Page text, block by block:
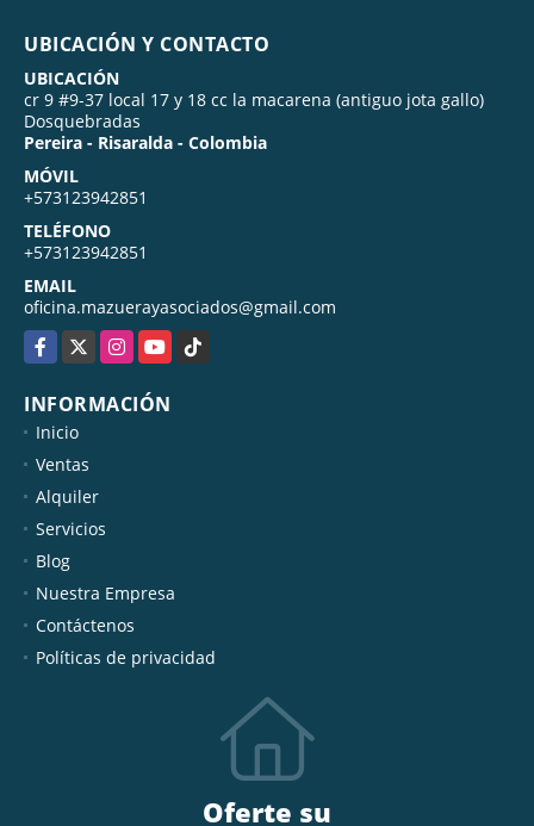
UBICACIÓN Y CONTACTO
UBICACIÓN
cr 9 #9-37 local 17 y 18 cc la macarena (antiguo jota gallo)
Dosquebradas
Pereira - Risaralda - Colombia
MÓVIL
+573123942851
TELÉFONO
+573123942851
EMAIL
oficina.mazuerayasociados@gmail.com
Facebook
X InstagramYouTubeTikTok
INFORMACIÓN
Inicio
Ventas
Alquiler
Servicios
Blog
Nuestra Empresa
Contáctenos
Políticas de privacidad
Oferte su